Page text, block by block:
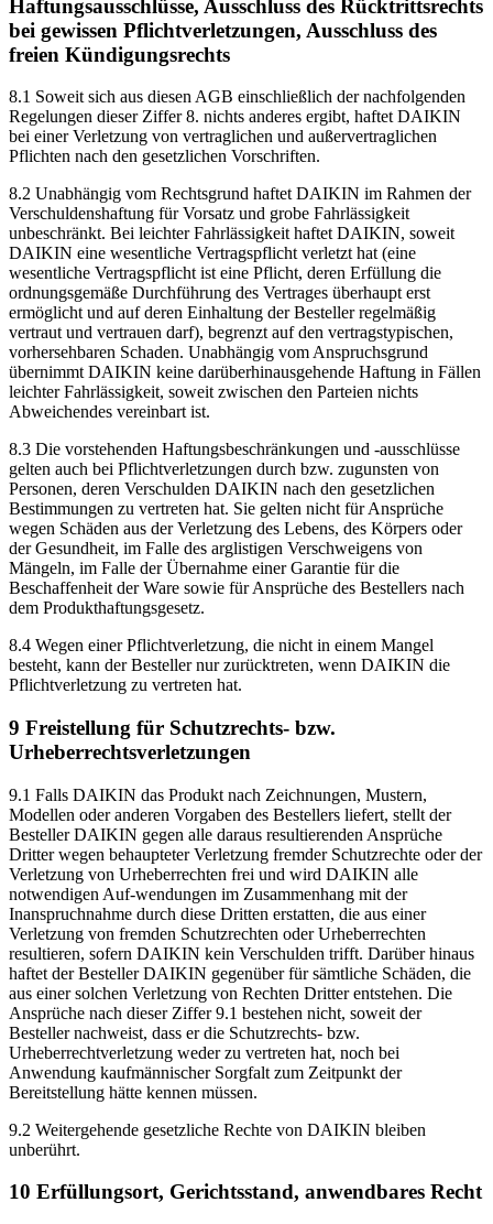
Haftungsausschlüsse, Ausschluss des Rücktrittsrechts
bei gewissen Pflichtverletzungen, Ausschluss des
freien Kündigungsrechts
8.1 Soweit sich aus diesen AGB einschließlich der nachfolgenden
Regelungen dieser Ziffer 8. nichts anderes ergibt, haftet DAIKIN
bei einer Verletzung von vertraglichen und außervertraglichen
Pflichten nach den gesetzlichen Vorschriften.
8.2 Unabhängig vom Rechtsgrund haftet DAIKIN im Rahmen der
Verschuldenshaftung für Vorsatz und grobe Fahrlässigkeit
unbeschränkt. Bei leichter Fahrlässigkeit haftet DAIKIN, soweit
DAIKIN eine wesentliche Vertragspflicht verletzt hat (eine
wesentliche Vertragspflicht ist eine Pflicht, deren Erfüllung die
ordnungsgemäße Durchführung des Vertrages überhaupt erst
ermöglicht und auf deren Einhaltung der Besteller regelmäßig
vertraut und vertrauen darf), begrenzt auf den vertragstypischen,
vorhersehbaren Schaden. Unabhängig vom Anspruchsgrund
übernimmt DAIKIN keine darüberhinausgehende Haftung in Fällen
leichter Fahrlässigkeit, soweit zwischen den Parteien nichts
Abweichendes vereinbart ist.
8.3 Die vorstehenden Haftungsbeschränkungen und -ausschlüsse
gelten auch bei Pflichtverletzungen durch bzw. zugunsten von
Personen, deren Verschulden DAIKIN nach den gesetzlichen
Bestimmungen zu vertreten hat. Sie gelten nicht für Ansprüche
wegen Schäden aus der Verletzung des Lebens, des Körpers oder
der Gesundheit, im Falle des arglistigen Verschweigens von
Mängeln, im Falle der Übernahme einer Garantie für die
Beschaffenheit der Ware sowie für Ansprüche des Bestellers nach
dem Produkthaftungsgesetz.
8.4 Wegen einer Pflichtverletzung, die nicht in einem Mangel
besteht, kann der Besteller nur zurücktreten, wenn DAIKIN die
Pflichtverletzung zu vertreten hat.
9 Freistellung für Schutzrechts- bzw.
Urheberrechtsverletzungen
9.1 Falls DAIKIN das Produkt nach Zeichnungen, Mustern,
Modellen oder anderen Vorgaben des Bestellers liefert, stellt der
Besteller DAIKIN gegen alle daraus resultierenden Ansprüche
Dritter wegen behaupteter Verletzung fremder Schutzrechte oder der
Verletzung von Urheberrechten frei und wird DAIKIN alle
notwendigen Auf-wendungen im Zusammenhang mit der
Inanspruchnahme durch diese Dritten erstatten, die aus einer
Verletzung von fremden Schutzrechten oder Urheberrechten
resultieren, sofern DAIKIN kein Verschulden trifft. Darüber hinaus
haftet der Besteller DAIKIN gegenüber für sämtliche Schäden, die
aus einer solchen Verletzung von Rechten Dritter entstehen. Die
Ansprüche nach dieser Ziffer 9.1 bestehen nicht, soweit der
Besteller nachweist, dass er die Schutzrechts- bzw.
Urheberrechtverletzung weder zu vertreten hat, noch bei
Anwendung kaufmännischer Sorgfalt zum Zeitpunkt der
Bereitstellung hätte kennen müssen.
9.2 Weitergehende gesetzliche Rechte von DAIKIN bleiben
unberührt.
10 Erfüllungsort, Gerichtsstand, anwendbares Recht